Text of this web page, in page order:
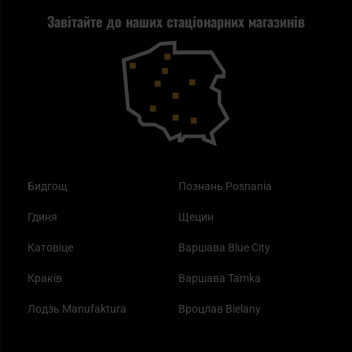
Завітайте до наших стаціонарних магазинів
Бидгощ
Гдиня
Катовіце
Краків
Лодзь Manufaktura
Познань Posnania
Щецин
Варшава Blue City
Варшава Tamka
Вроцлав Bielany
Повернення товару
Blackout - що це таке?
Як працює маска від смогу?
Найкращі спальні мішки на осінь
Самозахист